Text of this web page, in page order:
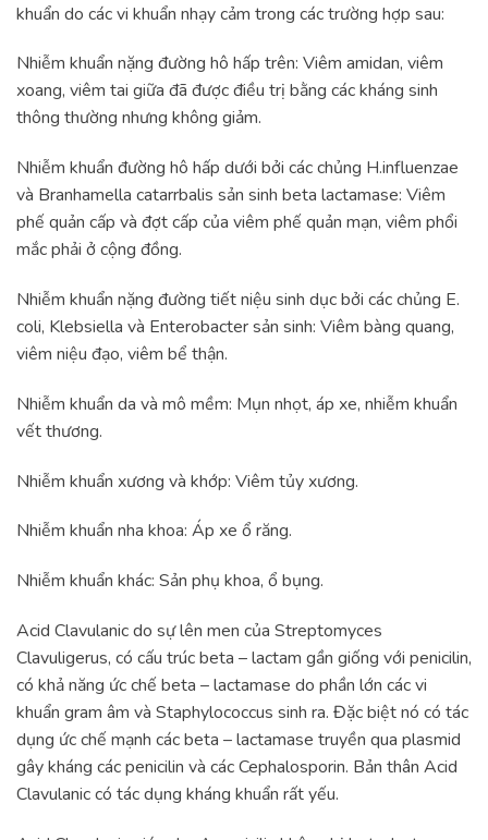
khuẩn do các vi khuẩn nhạy cảm trong các trường hợp sau:
Nhiễm khuẩn nặng đường hô hấp trên: Viêm amidan, viêm
xoang, viêm tai giữa đã được điều trị bằng các kháng sinh
thông thường nhưng không giảm.
Nhiễm khuẩn đường hô hấp dưới bởi các chủng H.influenzae
và Branhamella catarrbalis sản sinh beta lactamase: Viêm
phế quản cấp và đợt cấp của viêm phế quản mạn, viêm phổi
mắc phải ở cộng đồng.
Nhiễm khuẩn nặng đường tiết niệu sinh dục bởi các chủng E.
coli, Klebsiella và Enterobacter sản sinh: Viêm bàng quang,
viêm niệu đạo, viêm bể thận.
Nhiễm khuẩn da và mô mềm: Mụn nhọt, áp xe, nhiễm khuẩn
vết thương.
Nhiễm khuẩn xương và khớp: Viêm tủy xương.
Nhiễm khuẩn nha khoa: Áp xe ổ răng.
Nhiễm khuẩn khác: Sản phụ khoa, ổ bụng.
Acid Clavulanic do sự lên men của Streptomyces
Clavuligerus, có cấu trúc beta – lactam gần giống với penicilin,
có khả năng ức chế beta – lactamase do phần lớn các vi
khuẩn gram âm và Staphylococcus sinh ra. Đặc biệt nó có tác
dụng ức chế mạnh các beta – lactamase truyền qua plasmid
gây kháng các penicilin và các Cephalosporin. Bản thân Acid
Clavulanic có tác dụng kháng khuẩn rất yếu.